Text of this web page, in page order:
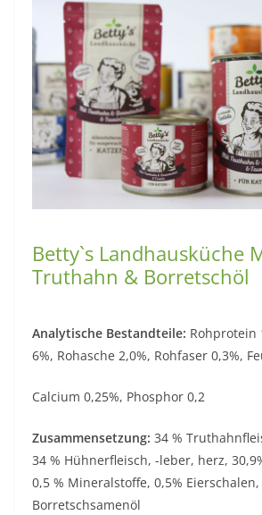
Betty`s Landhausküche
Truthahn & Borretschöl
Analytische Bestandteile: Rohprotein
6%, Rohasche 2,0%, Rohfaser 0,3%,
Calcium 0,25%, Phosphor 0,2
Zusammensetzung: 34 %
34 % Hühnerfleisch, -leber, herz,
0,5 % Mineralstoffe, 0,5%
Borretschsamenöl